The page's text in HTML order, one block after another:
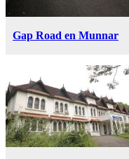
Gap Road en Munnar